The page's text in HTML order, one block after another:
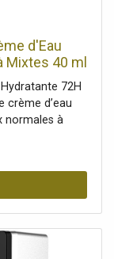
d'Eau
Mixtes 40 ml
72H
crème d’eau
normales à